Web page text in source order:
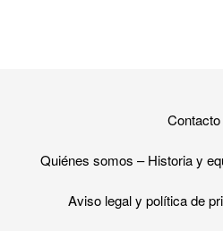
Contacto
Quiénes somos – Historia y
Aviso legal y política de